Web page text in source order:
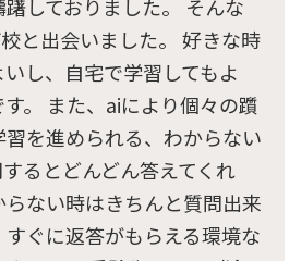
しておりました。 そんな
と出会いました。 好きな時
し、自宅で学習してもよ
。 また、aiにより個々の躓
習を進められる、わからない
るとどんどん答えてくれ
ない時はきちんと質問出来
ぐに返答がもらえる環境な